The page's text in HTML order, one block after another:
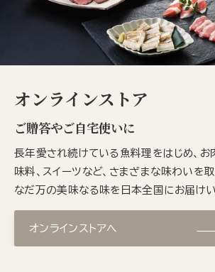
オンラインストア
ご贈答やご自宅使いに
長年愛され続けている魚料理をはじめ、お
味料、スイーツなど、さまざまな味わいを取
なだ万の美味なる味を日本全国にお届けい
オンラインストアへ